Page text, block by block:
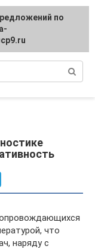
что
наряду с
по